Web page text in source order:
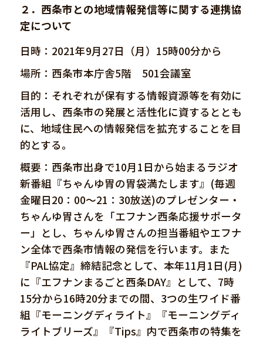
２．西条市との地域情報発信等に関する連携協
定について
日時：2021年9月27日（月）15時00分から
場所：西条市本庁舎5階 501会議室
目的：それぞれが保有する情報資源等を有効に
活用し、西条市の発展と活性化に資するととも
に、地域住民への情報発信を拡充することを目
的とする。
概要：西条市出身で10月1日から始まるラジオ
新番組『ちゃんゆ胃の胃袋満たします』(毎週
金曜日20：00～21：30放送)のプレゼンター・
ちゃんゆ胃さんを「エフナン西条応援サポータ
ー」とし、ちゃんゆ胃さんの担当番組やエフナ
ン全体で西条市情報の発信を行います。また
『PAL協定』締結記念として、本年11月1日(月)
に『エフナンまるごと西条DAY』として、7時
15分から16時20分までの間、3つの生ワイド番
組『モーニングディライト』『モーニングディ
ライトブリーズ』『Tips』内で西条市の特集を